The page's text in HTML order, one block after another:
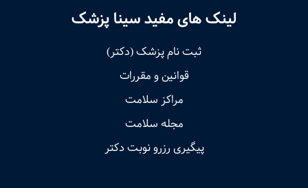
لینک های مفید سینا پزشک
ثبت نام پزشک (دکتر)
قوانین و مقررات
مراکز سلامت
مجله سلامت
پیگیری رزرو نوبت دکتر